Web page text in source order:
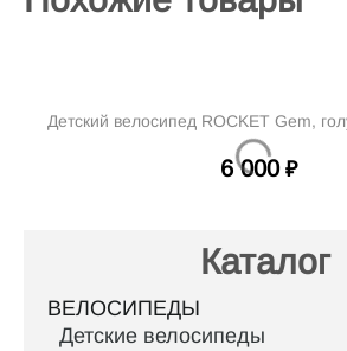
Детский велосипед ROCKET Gem,
6 000 ₽
Каталог
ВЕЛОСИПЕДЫ
Детские велосипеды